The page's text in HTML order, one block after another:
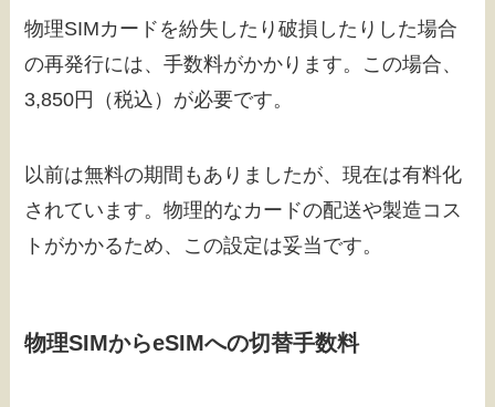
物理SIMカードを紛失したり破損したりした場合
の再発行には、手数料がかかります。この場合、
3,850円（税込）が必要です。
以前は無料の期間もありましたが、現在は有料化
されています。物理的なカードの配送や製造コス
トがかかるため、この設定は妥当です。
物理SIMからeSIMへの切替手数料